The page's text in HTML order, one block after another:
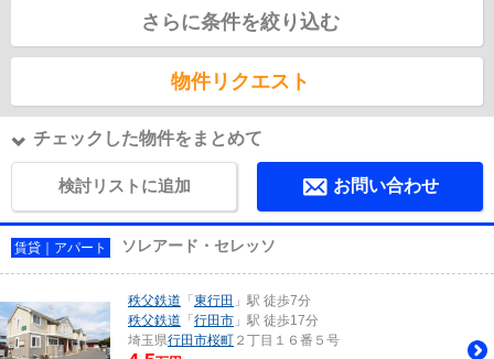
さらに条件を絞り込む
物件リクエスト
チェックした物件をまとめて
検討リストに追加 お問い合わせ
賃貸｜アパート ソレアード・セレッソ
秩父鉄道 「 東行田 」駅 徒歩7分
秩父鉄道 「 行田市 」駅 徒歩17分
埼玉県行田市桜町 ２丁目１６番５号